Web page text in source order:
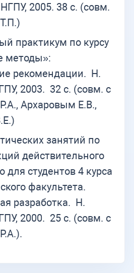
2005. 38 с. (совм.
практикум по курсу
методы»:
рекомендации. Н.
2003. 32 с. (совм. с
Архаровым Е.В.,
занятий по
действительного
для студентов 4 курса
факультета.
разработка. Н.
2000. 25 с. (совм. с